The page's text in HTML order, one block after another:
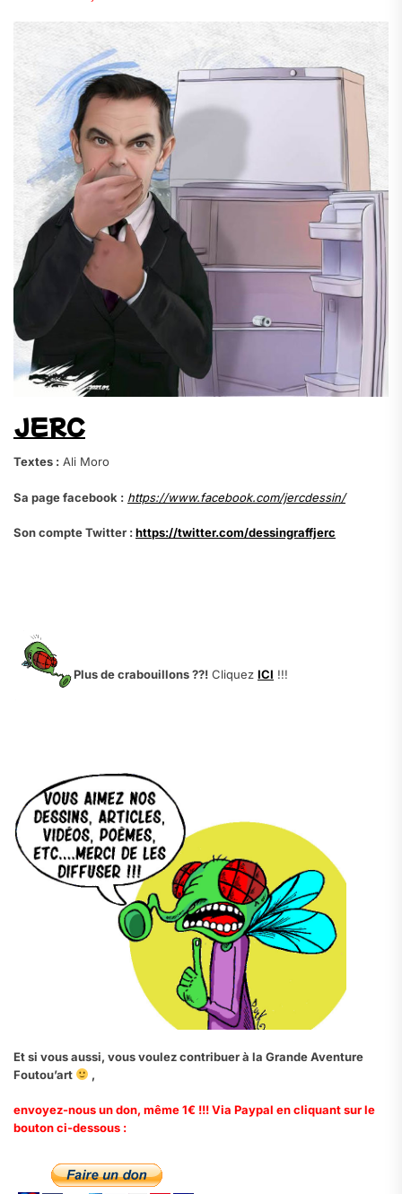
JERC
Textes : Ali Moro
Sa page facebook : https://www.facebook.com/jercdessin/
Son compte Twitter :https://twitter.com/dessingraffjerc
Plus de crabouillons ??! Cliquez ICI !!!
Et si vous aussi, vous voulez contribuer à la Grande Aventure
Foutou’art
,
envoyez-nous un don, même 1€ !!! Via Paypal en cliquant sur le
bouton ci-dessous :